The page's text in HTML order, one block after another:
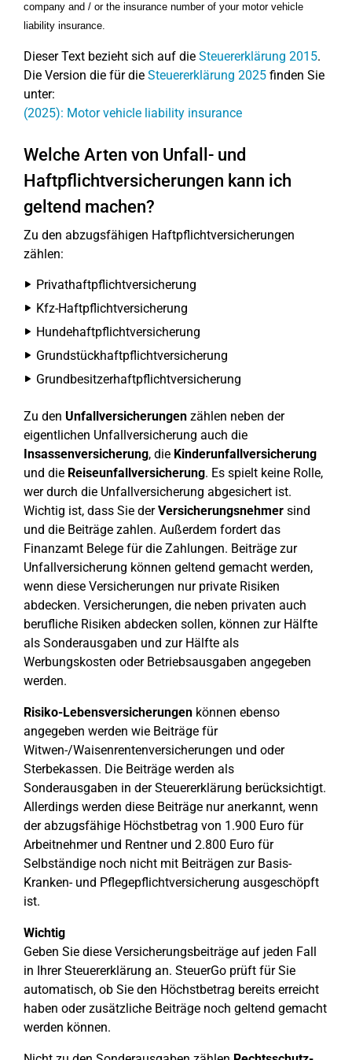
company and / or the insurance number of your motor vehicle
liability insurance.
Dieser Text bezieht sich auf die Steuererklärung 2015.
Die Version die für die Steuererklärung 2025 finden Sie
unter:
(2025): Motor vehicle liability insurance
Welche Arten von Unfall- und
Haftpflichtversicherungen kann ich
geltend machen?
Zu den abzugsfähigen Haftpflichtversicherungen
zählen:
Privathaftpflichtversicherung
Kfz-Haftpflichtversicherung
Hundehaftpflichtversicherung
Grundstückhaftpflichtversicherung
Grundbesitzerhaftpflichtversicherung
Zu den Unfallversicherungen zählen neben der
eigentlichen Unfallversicherung auch die
Insassenversicherung, die Kinderunfallversicherung
und die Reiseunfallversicherung. Es spielt keine Rolle,
wer durch die Unfallversicherung abgesichert ist.
Wichtig ist, dass Sie derVersicherungsnehmer sind
und die Beiträge zahlen. Außerdem fordert das
Finanzamt Belege für die Zahlungen. Beiträge zur
Unfallversicherung können geltend gemacht werden,
wenn diese Versicherungen nur private Risiken
abdecken. Versicherungen, die neben privaten auch
berufliche Risiken abdecken sollen, können zur Hälfte
als Sonderausgaben und zur Hälfte als
Werbungskosten oder Betriebsausgaben angegeben
werden.
Risiko-Lebensversicherungen können ebenso
angegeben werden wie Beiträge für
Witwen-/Waisenrentenversicherungen und oder
Sterbekassen. Die Beiträge werden als
Sonderausgaben in der Steuererklärung berücksichtigt.
Allerdings werden diese Beiträge nur anerkannt, wenn
der abzugsfähige Höchstbetrag von 1.900 Euro für
Arbeitnehmer und Rentner und 2.800 Euro für
Selbständige noch nicht mit Beiträgen zur Basis-
Kranken- und Pflegepflichtversicherung ausgeschöpft
ist.
Wichtig
Geben Sie diese Versicherungsbeiträge auf jeden Fall
in Ihrer Steuererklärung an. SteuerGo prüft für Sie
automatisch, ob Sie den Höchstbetrag bereits erreicht
haben oder zusätzliche Beiträge noch geltend gemacht
werden können.